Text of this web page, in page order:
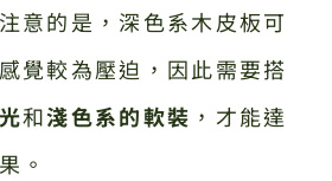
意的是，深色系木皮板可
覺較為壓迫，因此需要搭
和淺色系的軟裝 ，才能達
。